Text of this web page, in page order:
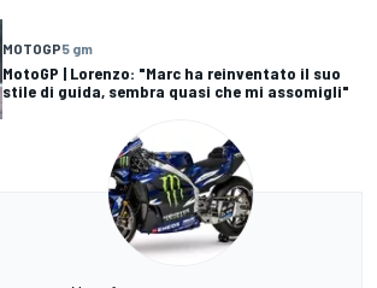
MOTOGP5 gm
MotoGP | Lorenzo: "Marc ha reinventato il suo
stile di guida, sembra quasi che mi assomigli"